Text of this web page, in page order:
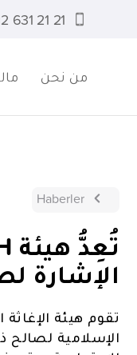
21 21 631 212 90+
من نحن
Haberler
الإشارة
الإسلامية